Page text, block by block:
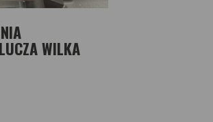
ACY 009193, ACY
WILKA